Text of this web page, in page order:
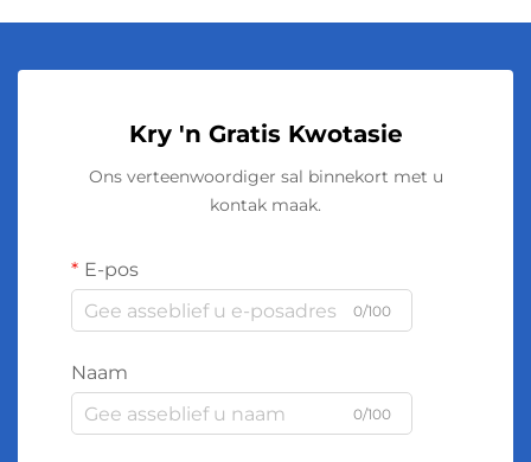
Kry 'n Gratis Kwotasie
Ons verteenwoordiger sal binnekort met u
kontak maak.
E-pos
0/100
Naam
0/100